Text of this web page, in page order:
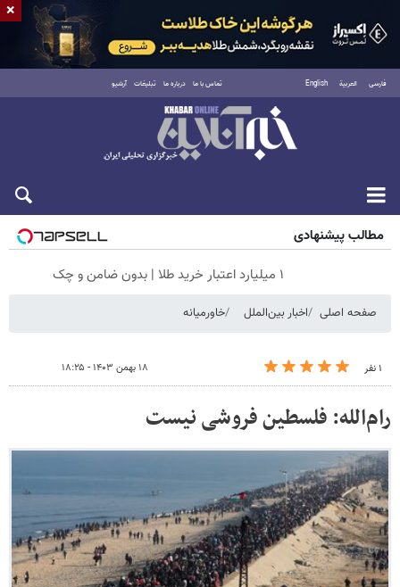
فارسی العربية English تماس با ما درباره ما تبلیغات آرشیو
جمعه ۱۶ مرداد ۱۴۰۵
مطالب پیشنهادی
۱ میلیارد اعتبار خرید طلا | بدون ضامن و چک
صفحه اصلی اخبار بین‌الملل خاورمیانه
۱ نفر ۱۸ بهمن ۱۴۰۳ - ۱۸:۲۵
رام‌الله: فلسطین فروشی نیست
×